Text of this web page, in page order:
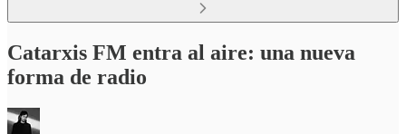
Catarxis FM entra al aire: una nueva
forma de radio